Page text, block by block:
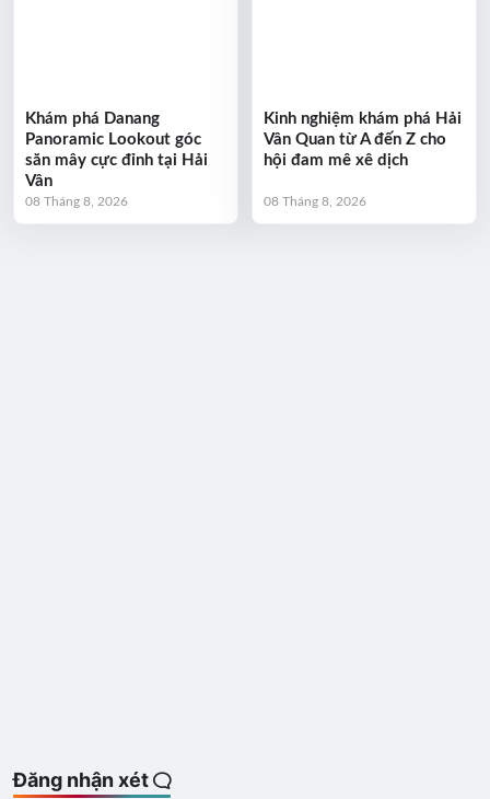
Khám phá Danang
Panoramic Lookout góc
săn mây cực đỉnh tại Hải
Vân
08 Tháng 8, 2026
Kinh nghiệm khám phá Hải
Vân Quan từ A đến Z cho
hội đam mê xê dịch
08 Tháng 8, 2026
Đăng nhận xét